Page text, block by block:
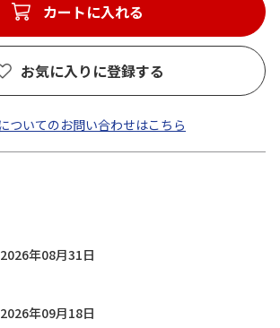
カートに入れる
お気に入りに登録する
ついてのお問い合わせはこちら
年08月31日
年09月18日